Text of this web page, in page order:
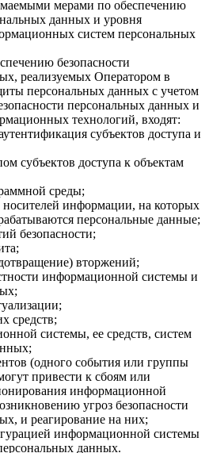
мерами по обеспечению
данных и уровня
систем персональных
безопасности
реализуемых Оператором в
персональных данных с учетом
персональных данных и
технологий, входят:
субъектов доступа и
субъектов доступа к объектам
среды;
информации, на которых
персональные данные;
безопасности;
вторжений;
информационной системы и
средств;
системы, ее средств, систем
(одного события или группы
привести к сбоям или
информационной
угроз безопасности
и реагирование на них;
информационной системы
данных.